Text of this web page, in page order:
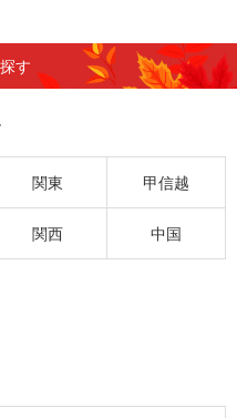
す
関東 甲信越
関西 中国